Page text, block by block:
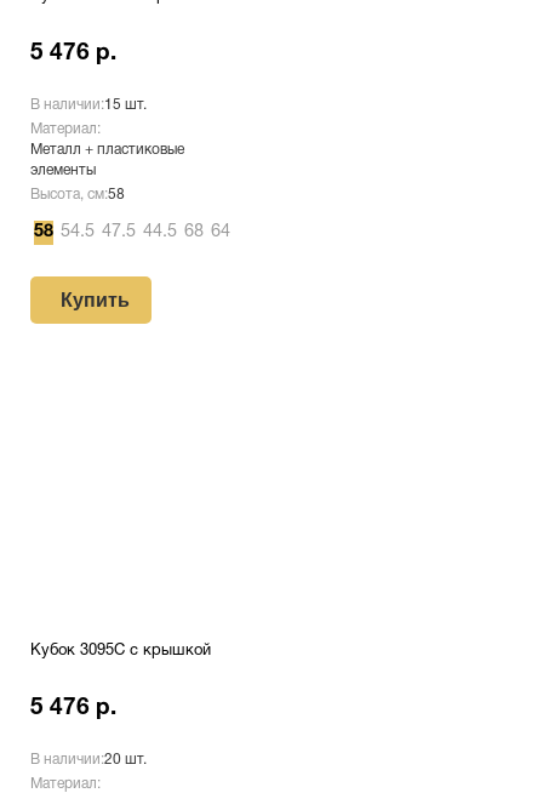
5 476 р.
В наличии:15 шт.
Материал:
Металл + пластиковые
элементы
Высота, см:58
58 54.5 47.5 44.5 68 64
Купить
Кубок 3095C с крышкой
5 476 р.
В наличии:20 шт.
Материал: